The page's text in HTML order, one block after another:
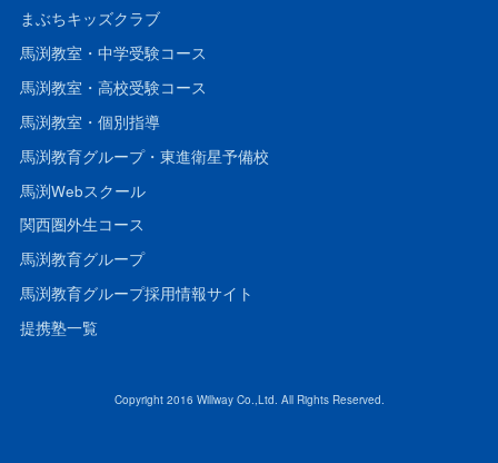
まぶちキッズクラブ
馬渕教室・中学受験コース
馬渕教室・高校受験コース
馬渕教室・個別指導
馬渕教育グループ・東進衛星予備校
馬渕Webスクール
関西圏外生コース
馬渕教育グループ
馬渕教育グループ採用情報サイト
提携塾一覧
Copyright 2016 Willway Co.,Ltd. All Rights Reserved.